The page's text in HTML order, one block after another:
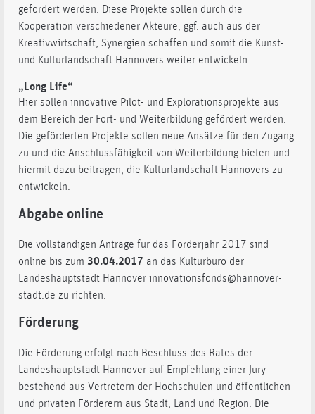
gefördert werden. Diese Projekte sollen durch die
Kooperation verschiedener Akteure, ggf. auch aus der
Kreativwirtschaft, Synergien schaffen und somit die Kunst-
und Kulturlandschaft Hannovers weiter entwickeln..
„Long Life“
Hier sollen innovative Pilot- und Explorationsprojekte aus
dem Bereich der Fort- und Weiterbildung gefördert werden.
Die geförderten Projekte sollen neue Ansätze für den Zugang
zu und die Anschlussfähigkeit von Weiterbildung bieten und
hiermit dazu beitragen, die Kulturlandschaft Hannovers zu
entwickeln.
Abgabe online
Die vollständigen Anträge für das Förderjahr 2017 sind
online bis zum 30.04.2017 an das Kulturbüro der
Landeshauptstadt Hannover innovationsfonds@hannover-
stadt.de zu richten.
Förderung
Die Förderung erfolgt nach Beschluss des Rates der
Landeshauptstadt Hannover auf Empfehlung einer Jury
bestehend aus Vertretern der Hochschulen und öffentlichen
und privaten Förderern aus Stadt, Land und Region. Die